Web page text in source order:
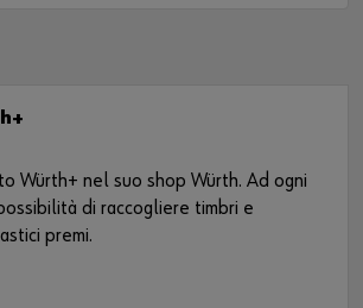
Würth+ nel suo shop Würth. Ad ogni
di raccogliere timbri e
premi.